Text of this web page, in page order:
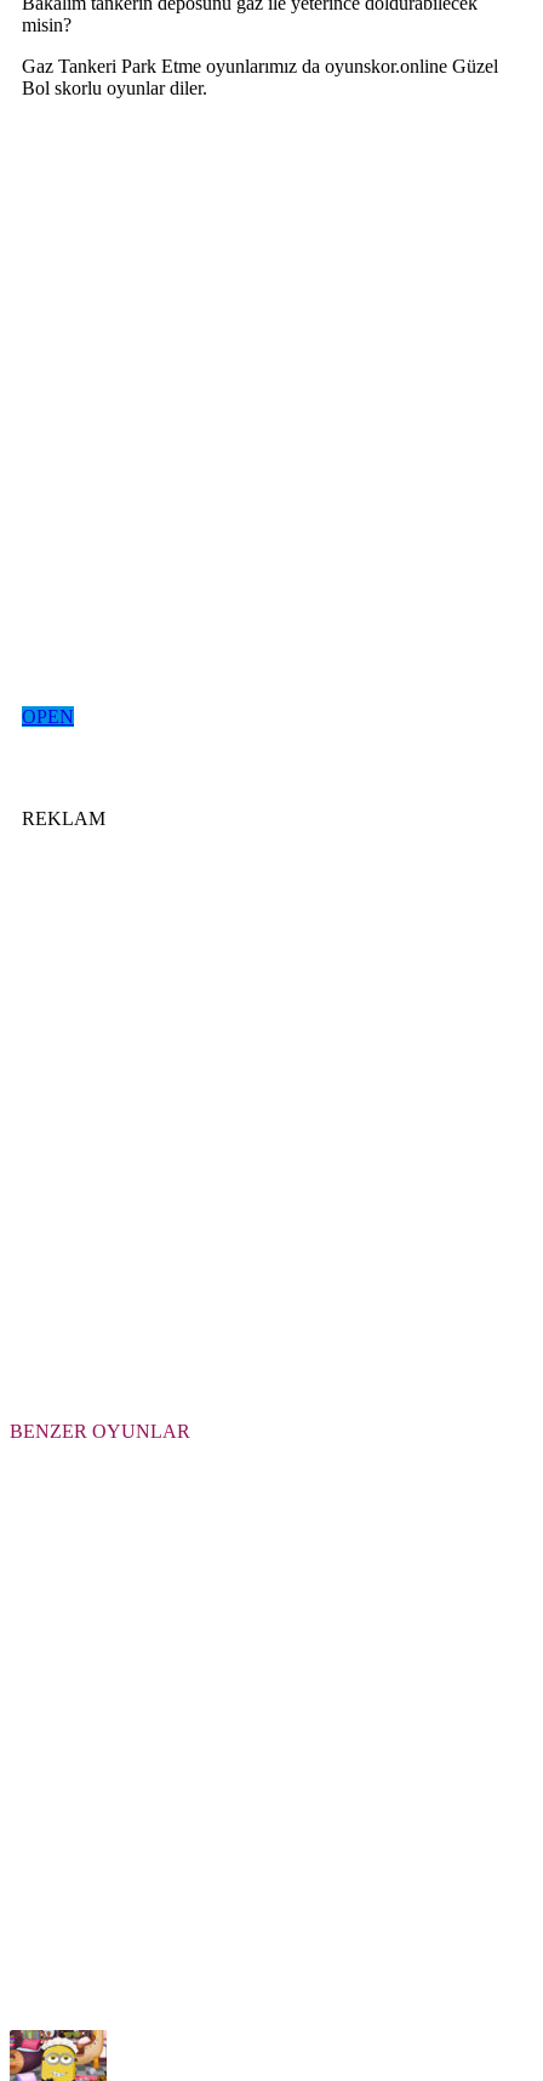
misin?
Gaz Tankeri Park Etme oyunlarımız da oyunskor.online Güzel
Bol skorlu oyunlar diler.
OPEN
REKLAM
BENZER OYUNLAR